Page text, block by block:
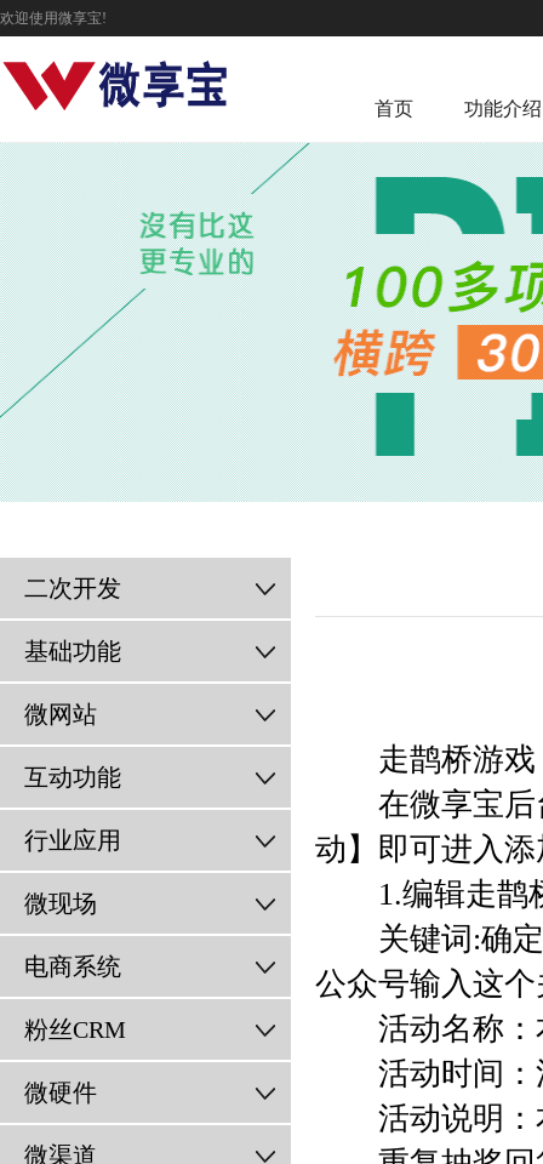
欢迎使用微享宝!
首页 功能介绍
二次开发
基础功能
微网站
互动功能
行业应用
微现场
电商系统
粉丝CRM
微硬件
微渠道
走鹊桥游戏
在微享宝后
动】即可进入
1.编辑走鹊
关键词:确定
公众号输入这
活动名称：
活动时间：
活动说明：